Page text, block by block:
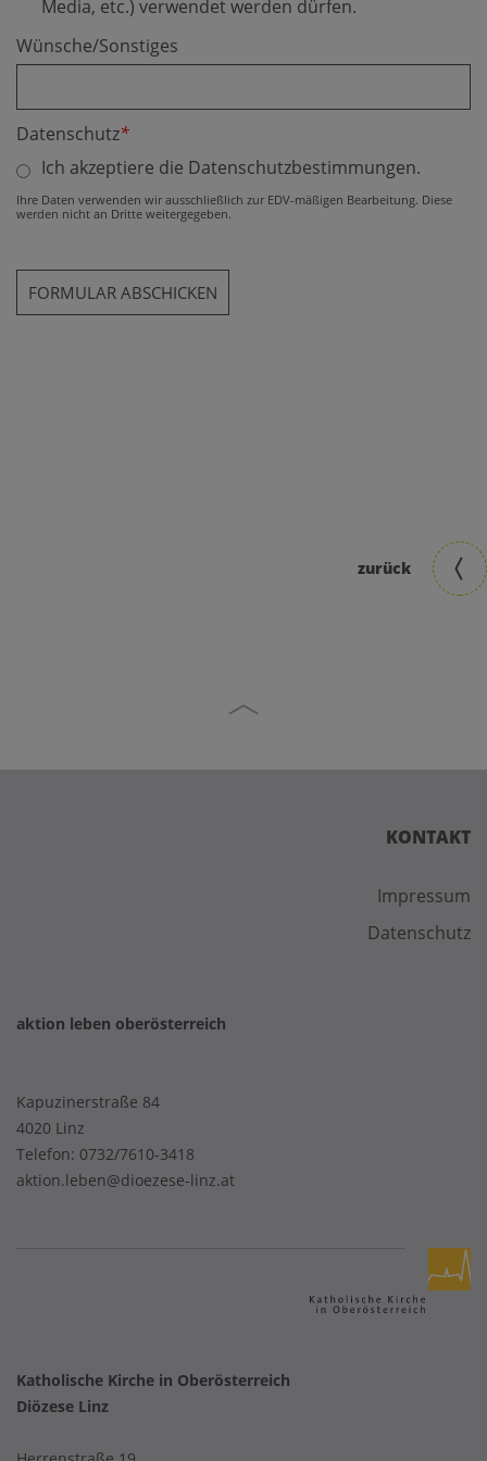
Media, etc.) verwendet werden dürfen.
Wünsche/Sonstiges
Datenschutz*
Ich akzeptiere die Datenschutzbestimmungen.
Ihre Daten verwenden wir ausschließlich zur EDV-mäßigen Bearbeitung. Diese
werden nicht an Dritte weitergegeben.
zurück
KONTAKT
Impressum
Datenschutz
aktion leben oberösterreich
Kapuzinerstraße 84
4020 Linz
Telefon: 0732/7610-3418
aktion.leben@dioezese-linz.at
Katholische Kirche in Oberösterreich
Diözese Linz